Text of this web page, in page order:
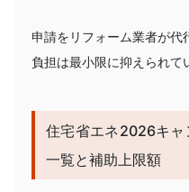
申請をリフォーム業者が代
負担は最小限に抑えられて
住宅省エネ2026キ
一覧と補助上限額